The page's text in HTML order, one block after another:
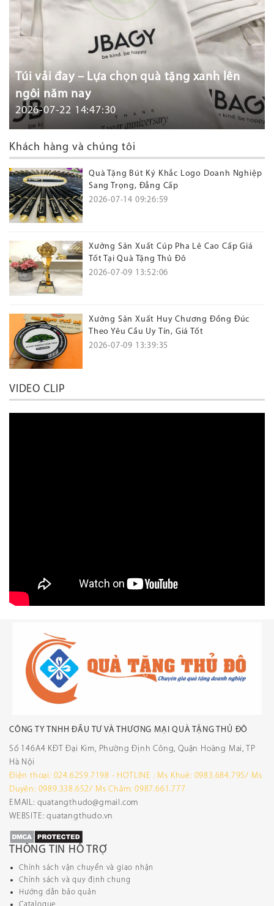
Túi vải đay – Lựa chọn quà tặng xanh lên
ngôi năm nay
2026-07-22 14:47:30
Khách hàng và chúng tôi
Quà Tặng Bút Ký Khắc Logo Doanh Nghiệp
Sang Trọng, Đẳng Cấp
2026-07-14 09:26:59
Xưởng Sản Xuất Cúp Pha Lê Cao Cấp Giá
Tốt Tại Quà Tặng Thủ Đô
2026-07-09 13:52:06
Xưởng Sản Xuất Huy Chương Đồng Đúc
Theo Yêu Cầu Uy Tín, Giá Tốt
2026-07-09 13:39:35
VIDEO CLIP
CÔNG TY TNHH ĐẦU TƯ VÀ THƯƠNG MẠI QUÀ TẶNG THỦ ĐÔ
Số 146A4 KĐT Đại Kim, Phường Định Công, Quận Hoàng Mai, TP
Hà Nội
Điện thoại: 024.6259.7198 - HOTLINE : Ms Khuê: 0983.684.795/ Ms
Duyên: 0989.338.652/ Ms Châm: 0987.661.777
EMAIL: quatangthudo@gmail.com
WEBSITE: quatangthudo.vn
THÔNG TIN HỖ TRỢ
Chính sách vận chuyển và giao nhận
Chính sách và quy định chung
Hướng dẫn bảo quản